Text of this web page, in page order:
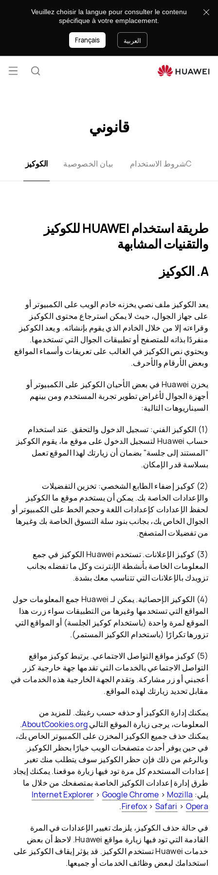
Veuillez choisir la langue pour consulter le contenu
spécifique à votre emplacement.
العربية Français
فتح
قانوني
Cشروط الاستخدام بيان الخصوصية الكوكيز
طريقة استخدام HUAWEI للكوكيز
والتقنيات المشابهة
A. الكوكيز
يعد الكوكيز ملف نصي يخزنه خادم الويب على الكمبيوتر أو
على جهاز الجوال، حيث لا يمكن استرجاع محتوى الكوكيز
وقراءته إلا من خلال الخادم الذي يقوم بإنشائه. و يعد الكوكيز
منفردًا بذاته للمتصفح أو تطبيقات الجوال التي تستخدمها.
ويحتوي نص الكوكيز في الغالب على تعريفات وأسماء المواقع
وبعض الأرقام والأحرف.
يخزن Huawei في بعض الأحيان الكوكيز على الكمبيوتر أو
أجهزة الجوال لأغراض تطوير تجربة المستخدم ومن بينهم
السيناريوهات التالية:
(1) الكوكيز الفني: تسجيل الدخول والتحقق. عند استخدام
حساب Huawei لتسجيل الدخول على موقع ما، يقوم الكوكيز
"المستند إلى جلسة" بضمان أن زيارتك لهذا الموقع تعمل
بسلاسة قدر الإمكان.
(2) كوكيز إضفاء الطابع الشخصي: تخزين التفضيلات
والإعدادات الخاصة بك. يمكن أن يستخدم موقع ما الكوكيز
لحفظ الإعدادات كإعدادات اللغة وحجم الخط على الكمبيوتر أو
الجوال الخاص بك، بجانب بنود سلة التسوق الخاصة بك وغيرها
من تفضيلات المتصفح.
(3) كوكيز الإعلانات. تستخدم Huawei الكوكيز في جمع
المعلومات الخاصة بأنشطة الإنترنت وكل ما تفضله بجانب
تزويدك بالإعلانات التي تتناسب معك بشدة.
(4) الكوكيز الإحصائية. يمكن لـ Huawei جمع المعلومات حول
المواقع التي تستخدمها وغيرها من التطبيقات سواء زرت هذا
الموقع لمرة واحدة (باستخدام كوكيز الجلسة) أو المواقع التي
تزورها تكرارًا (باستخدام الكوكيز المستمر).
(5) كوكيز مواقع التواصل الاجتماعي. يرتبط كوكيز مواقع
التواصل الاجتماعي بالخدمات التي تقدمها جهة خارجية كزر
أعجبني أو زر مشاركة. وتقدم الجهة الخارجية هذه الخدمات في
مقابل تحديد زيارتك لهذه المواقع.
يمكنك إدارة الكوكيز أو حذفه حسب رغبتك. للمزيد من
المعلومات، يرجى زيارة الموقع التاليAboutCookies.org
.
يمكنك حذف جميع الكوكيز المخزن على الكمبيوتر الخاص بك،
في حين يوفر أحدث متصفحات الويب خيارًا بحظر الكوكيز.
وبالرغم من ذلك فإن حظر الكوكيز سوف يتطلب منك تغير
إعدادات المستخدم كل مرة تود فيها زيارة موقعنا. يمكنك إيجاد
طرق إدارة إعدادات الكوكيز الخاصة بمتصفحك من خلال ما
يلي:
Internet Explorer > Google Chrome > Mozilla
Firefox> Safari > Opera
.
في حالة حذف الكوكيز، يلزمك تغيير الإعدادات في المرة
القادمة التي تود فيها زيارة مواقع Huawei. لاحظ أن بعض
خدمات Huawei تستخدم الكوكيز. قد يؤثر إيقاف الكوكيز على
استخدامك لبعض وظائف الخدمات أو جميعها.